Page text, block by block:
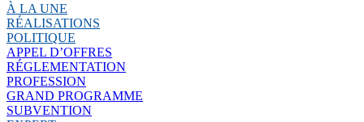
À LA UNE
RÉALISATIONS
POLITIQUE
APPEL D’OFFRES
RÉGLEMENTATION
PROFESSION
GRAND PROGRAMME
SUBVENTION